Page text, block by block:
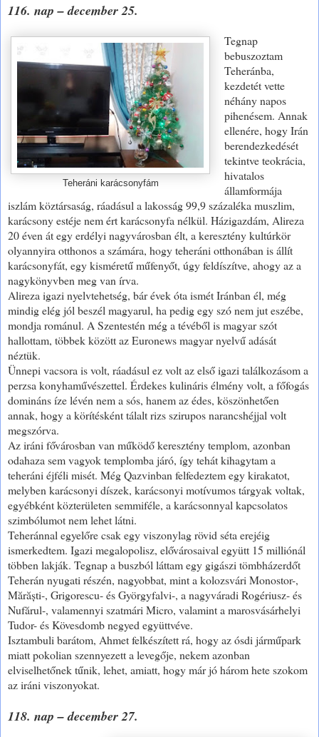
116. nap – december 25.
Teheráni karácsonyfám
Tegnap
bebuszoztam
Teheránba,
kezdetét vette
néhány napos
pihenésem. Annak
ellenére, hogy Irán
berendezkedését
tekintve teokrácia,
hivatalos
államformája
iszlám köztársaság, ráadásul a lakosság 99,9 százaléka muszlim,
karácsony estéje nem ért karácsonyfa nélkül. Házigazdám, Alireza
20 éven át egy erdélyi nagyvárosban élt, a keresztény kultúrkör
olyannyira otthonos a számára, hogy teheráni otthonában is állít
karácsonyfát, egy kisméretű műfenyőt, úgy feldíszítve, ahogy az a
nagykönyvben meg van írva.
Alireza igazi nyelvtehetség, bár évek óta ismét Iránban él, még
mindig elég jól beszél magyarul, ha pedig egy szó nem jut eszébe,
mondja románul. A Szentestén még a tévéből is magyar szót
hallottam, többek között az Euronews magyar nyelvű adását
néztük.
Ünnepi vacsora is volt, ráadásul ez volt az első igazi találkozásom a
perzsa konyhaművészettel. Érdekes kulináris élmény volt, a főfogás
domináns íze lévén nem a sós, hanem az édes, köszönhetően
annak, hogy a körítésként tálalt rizs szirupos narancshéjjal volt
megszórva.
Az iráni fővárosban van működő keresztény templom, azonban
odahaza sem vagyok templomba járó, így tehát kihagytam a
teheráni éjféli misét. Még Qazvinban felfedeztem egy kirakatot,
melyben karácsonyi díszek, karácsonyi motívumos tárgyak voltak,
egyébként közterületen semmiféle, a karácsonnyal kapcsolatos
szimbólumot nem lehet látni.
Teheránnal egyelőre csak egy viszonylag rövid séta erejéig
ismerkedtem. Igazi megalopolisz, elővárosaival együtt 15 milliónál
többen lakják. Tegnap a buszból láttam egy gigászi tömbházerdőt
Teherán nyugati részén, nagyobbat, mint a kolozsvári Monostor-,
Mărăști-, Grigorescu- és Györgyfalvi-, a nagyváradi Rogériusz- és
Nufărul-, valamennyi szatmári Micro, valamint a marosvásárhelyi
Tudor- és Kövesdomb negyed együttvéve.
Isztambuli barátom, Ahmet felkészített rá, hogy az ósdi járműpark
miatt pokolian szennyezett a levegője, nekem azonban
elviselhetőnek tűnik, lehet, amiatt, hogy már jó három hete szokom
az iráni viszonyokat.
118. nap – december 27.